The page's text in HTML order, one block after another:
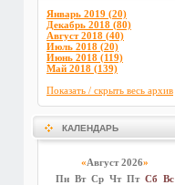
Январь 2019 (20)
Декабрь 2018 (80)
Август 2018 (40)
Июль 2018 (20)
Июнь 2018 (119)
Май 2018 (139)
Показать / скрыть весь архив
КАЛЕНДАРЬ
«Август 2026»
Пн Вт Ср Чт Пт Сб Вс